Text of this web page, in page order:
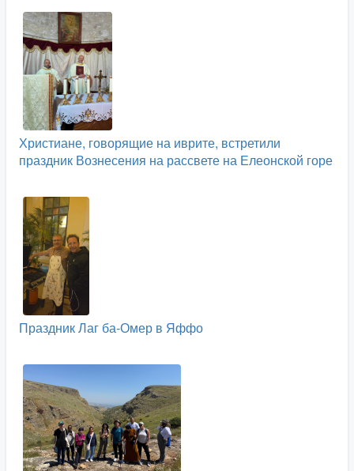
Христиане, говорящие на иврите, встретили
праздник Вознесения на рассвете на Елеонской горе
Праздник Лаг ба-Омер в Яффо